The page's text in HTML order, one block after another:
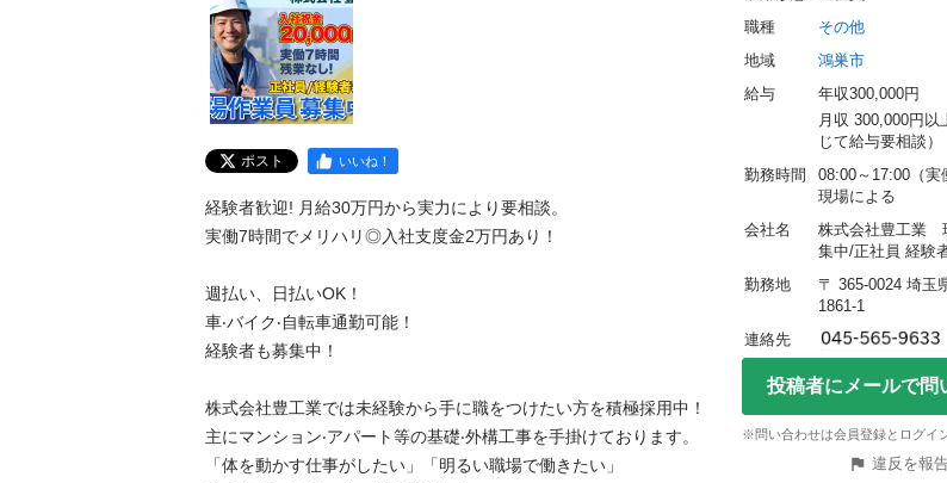
ポスト いいね！
経験者歓迎! 月給30万円から実力により要相談。
実働7時間でメリハリ◎入社支度金2万円あり！
週払い、日払いOK！
車‧バイク‧自転車通勤可能！
経験者も募集中！
株式会社豊工業では未経験から手に職をつけたい方を積極採用中！
主にマンション‧アパート等の基礎‧外構工事を手掛けております。
「体を動かす仕事がしたい」「明るい職場で働きたい」
職種
その他
地域
鴻巣市
給与
年収300,000円
月収 300,000円以
じて給与要相談）
勤務時間
08:00～17:00（
現場による
会社名
株式会社豊工業　
集中/正社員 経験
勤務地
〒 365-0024 埼玉
1861-1
連絡先
投稿者にメールで問
※問い合わせは会員登録とログイ
違反を報